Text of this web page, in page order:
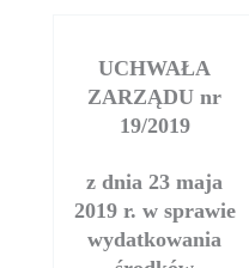
UCHWAŁA
ZARZĄDU nr
19/2019
z dnia 23 maja
2019 r. w sprawie
wydatkowania